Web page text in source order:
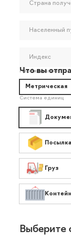
Страна
Населенный
Индекс
Необязательно
Что вы
Метрическая
Система единиц
Посылка
Груз
Выберите